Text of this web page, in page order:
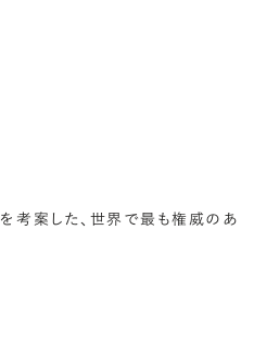
考案した、世界で最も権威のあ